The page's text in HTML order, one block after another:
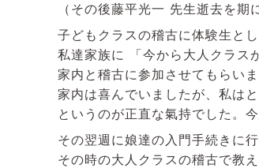
（その後藤平光一 先生逝去を
子どもクラスの稽古に体験生と
私達家族に 「今から大人クラス
家内と稽古に参加させてもらいま
家内は喜んでいましたが、私は
というのが正直な氣持でした。
その翌週に娘達の入門手続きに
その時の大人クラスの稽古で教